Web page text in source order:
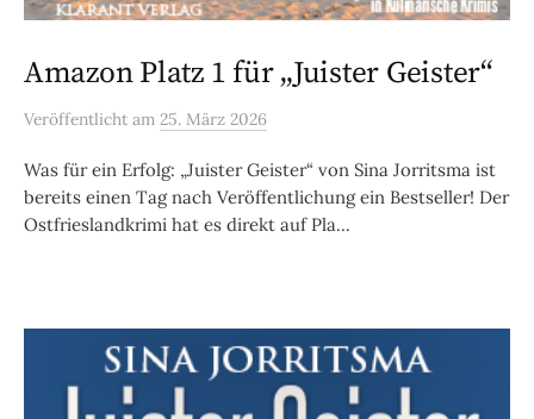
Amazon Platz 1 für „Juister Geister“
Veröffentlicht am 25. März 2026
Was für ein Erfolg: „Juister Geister“ von Sina Jorritsma ist
bereits einen Tag nach Veröffentlichung ein Bestseller! Der
Ostfrieslandkrimi hat es direkt auf Pla...